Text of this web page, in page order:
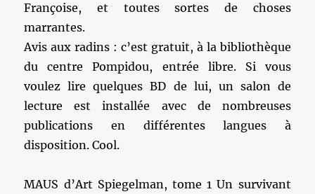
Françoise, et toutes sortes de choses
marrantes.
Avis aux radins : c’est gratuit, à la bibliothèque
du centre Pompidou, entrée libre. Si vous
voulez lire quelques BD de lui, un salon de
lecture est installée avec de nombreuses
publications en différentes langues à
disposition. Cool.
MAUS d’Art Spiegelman, tome 1 Un survivant